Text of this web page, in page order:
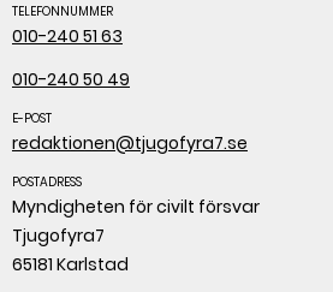
TELEFONNUMMER
010-240 51 63
010-240 50 49
E-POST
redaktionen@tjugofyra7.se
POSTADRESS
Myndigheten för civilt försvar
Tjugofyra7
65181 Karlstad